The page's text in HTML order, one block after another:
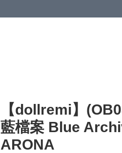
【dollremi】
藍檔案 Blue
ARONA